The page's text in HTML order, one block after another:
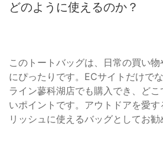
どのように使えるのか？
このトートバッグは、日常の買い
にぴったりです。ECサイトだけで
ライン蓼科湖店でも購入でき、ど
いポイントです。アウトドアを愛
リッシュに使えるバッグとしてお勧